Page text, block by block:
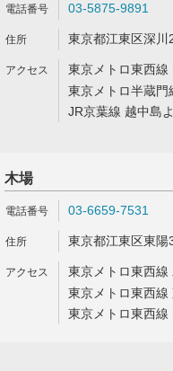
03-5875-9891
東京都江東区深
東京メトロ東西
東京メトロ半蔵
JR京葉線 越中島
木場
03-6659-7531
東京都江東区東
東京メトロ東西
東京メトロ東西
東京メトロ東西